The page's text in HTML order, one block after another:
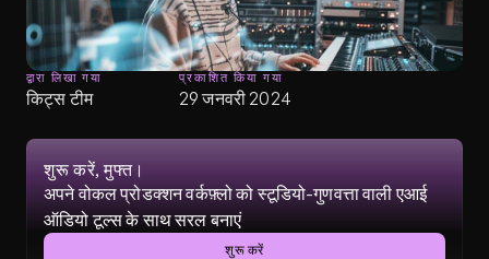
द्वारा लिखा गया
किट्स टीम
प्रकाशित किया गया
29 जनवरी 2024
शुरू करें, मुफ्त।
अपने वोकल प्रोडक्शन वर्कफ़्लो को स्टूडियो-गुणवत्ता वाली एआई
ऑडियो टूल्स के साथ सरल बनाएं
शुरू करें